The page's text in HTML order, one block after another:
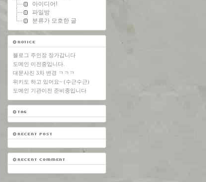
아이디어!
파일방
분류가 모호한 글
블로그 주인장 장가갑니다
도메인 이전중입니다.
대문사진 3차 변경 ㅋㅋㅋ
위키도 하고 있어요~ (수근수근)
도메인 기관이전 준비중입니다